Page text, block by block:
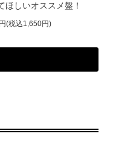
ほしいオススメ盤！
(税込1,650円)